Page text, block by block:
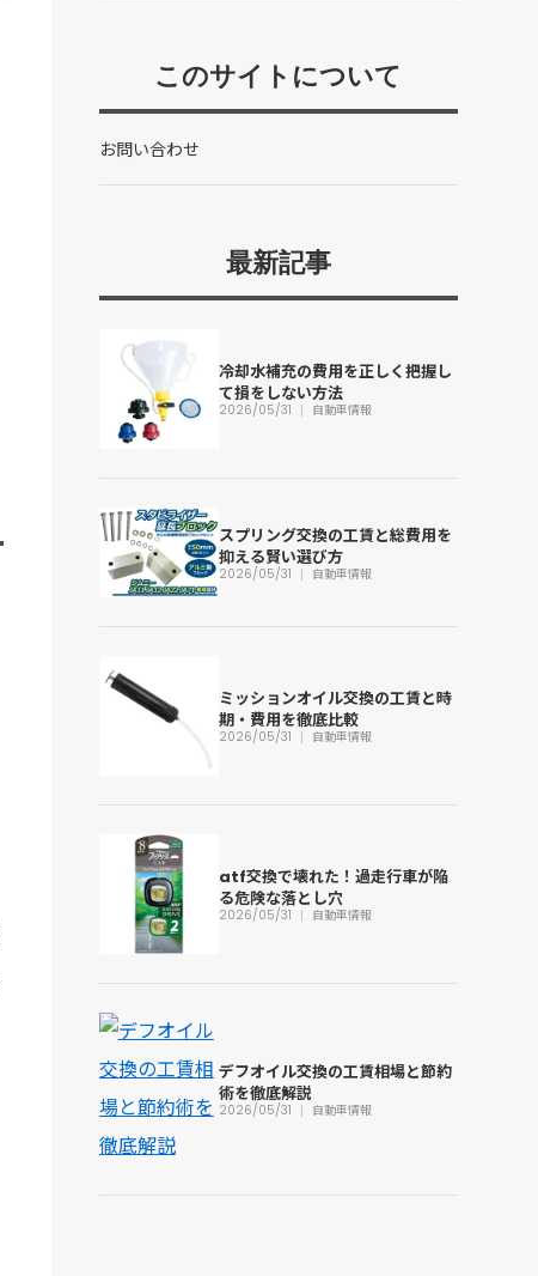
このサイトについて
お問い合わせ
最新記事
冷却水補充の費用を正しく把握し
て損をしない方法
2026/05/31 自動車情報
スプリング交換の工賃と総費用を
抑える賢い選び方
2026/05/31 自動車情報
ミッションオイル交換の工賃と時
期・費用を徹底比較
2026/05/31 自動車情報
atf交換で壊れた！過走行車が陥
る危険な落とし穴
2026/05/31 自動車情報
デフオイル交換の工賃相場と節約
術を徹底解説
2026/05/31 自動車情報